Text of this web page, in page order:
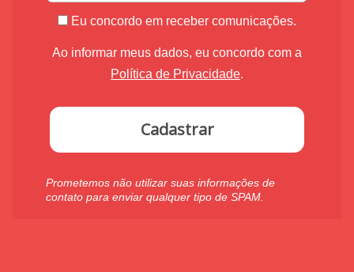
Eu concordo em receber comunicações.
Ao informar meus dados, eu concordo com a
Política de Privacidade.
Cadastrar
Prometemos não utilizar suas informações de
contato para enviar qualquer tipo de SPAM.